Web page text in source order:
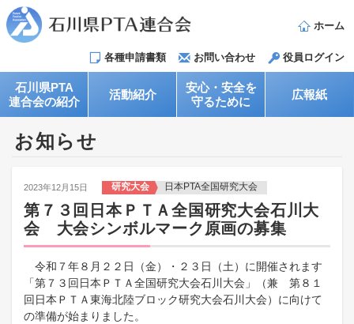
ホーム
各種申請書類 お問い合わせ 役員ログイン
石川県PTA
連合会の紹介
活動紹介
安心・安全を
守るために
広報紙
お知らせ
2023年12月15日 研究大会 日本PTA全国研究大会
第７３回日本ＰＴＡ全国研究大会石川大
会 大会シンボルマーク原画の募集
令和７年８月２２日（金）​・２３日（土）に開催されます
「第７３回日本ＰＴＡ全国研究大会石川大会」（兼 第８１
回日本ＰＴＡ東海北陸ブロック研究大会石川大会）に向けて
の準備が始まりました。